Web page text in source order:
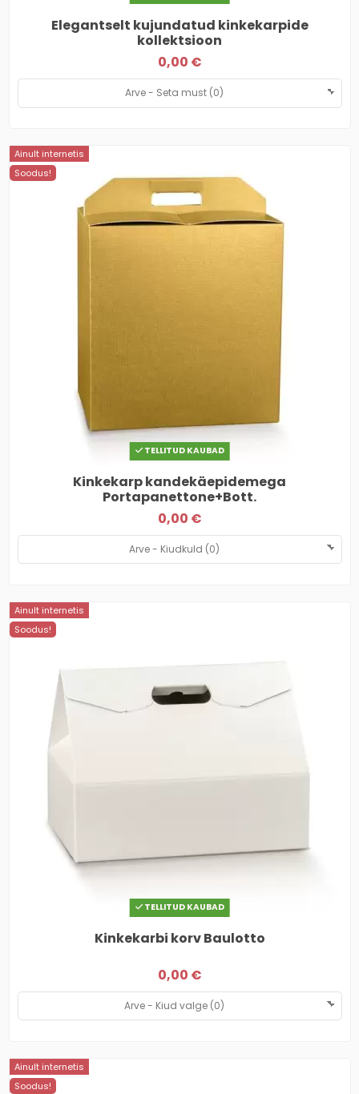
Elegantselt kujundatud kinkekarpide
kollektsioon
0,00 €
Ainult internetis
Soodus!
TELLITUD KAUBAD
Kinkekarp kandekäepidemega
Portapanettone+Bott.
0,00 €
Ainult internetis
Soodus!
TELLITUD KAUBAD
Kinkekarbi korv Baulotto
0,00 €
Ainult internetis
Soodus!